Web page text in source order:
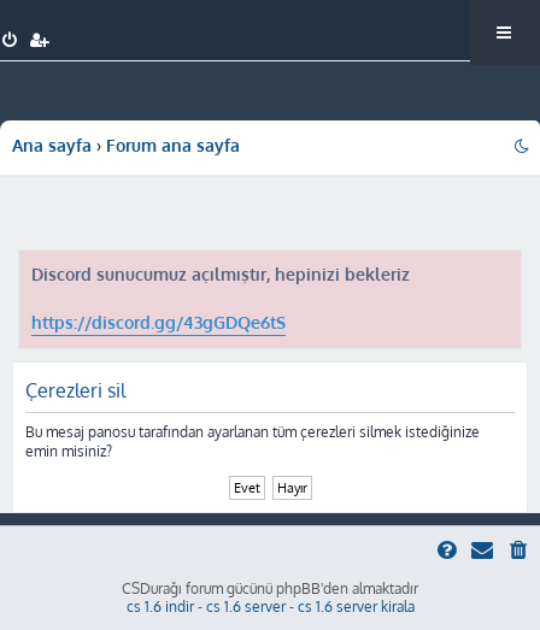
Ana sayfa Forum ana sayfa
Discord sunucumuz açılmıştır, hepinizi bekleriz
https://discord.gg/43gGDQe6tS
Çerezleri sil
Bu mesaj panosu tarafından ayarlanan tüm çerezleri silmek istediğinize
emin misiniz?
CSDurağı forum gücünü phpBB'den almaktadır
cs 1.6 indir- cs 1.6 server- cs 1.6 server kirala